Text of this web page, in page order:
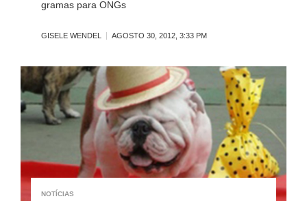
gramas para ONGs
GISELE WENDEL AGOSTO 30, 2012, 3:33 PM
NOTÍCIAS